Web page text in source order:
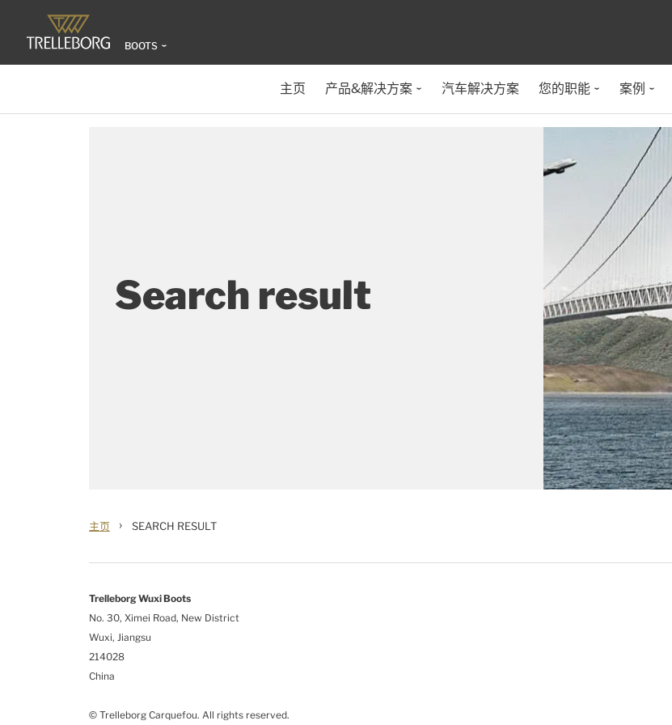
BOOTS
主页 产品&解决方案 汽车解决方案 您的职能 案例
Search result
主页 › SEARCH RESULT
TrelleborgWuxi Boots
No. 30, Ximei Road, New District
Wuxi, Jiangsu
214028
China
© Trelleborg Carquefou. All rights reserved.